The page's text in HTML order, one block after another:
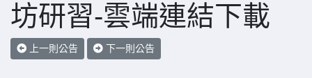
坊研習-雲端連結下載
上一則公告 下一則公告